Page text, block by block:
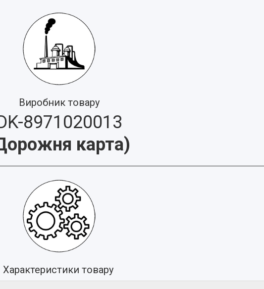
Виробник товару
8971020013
карта)
Характеристики товару